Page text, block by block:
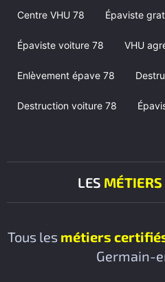
Centre VHU 78 Épaviste
Épaviste voiture 78 VHU
Enlèvement épave 78
Destruction voiture 78
LES MÉTIERS
Tous les métiers
Germain-